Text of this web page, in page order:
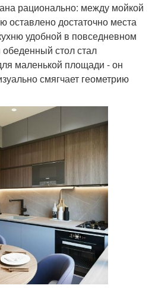
рационально: между мойкой
оставлено достаточно места
удобной в повседневном
стол стал
маленькой площади - он
смягчает геометрию